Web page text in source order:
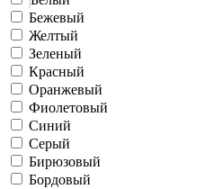
Бежевый
Желтый
Зеленый
Красный
Оранжевый
Фиолетовый
Синий
Серый
Бирюзовый
Бордовый